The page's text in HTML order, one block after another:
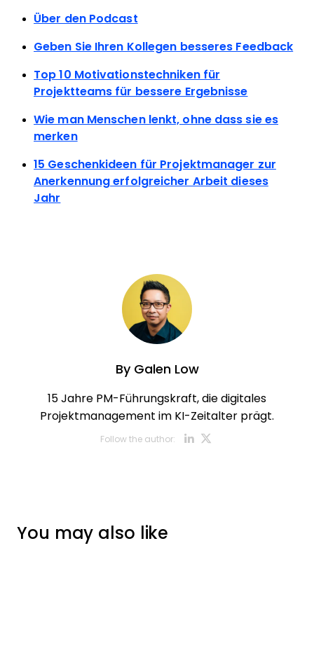
Über den Podcast
Geben Sie Ihren Kollegen besseres Feedback
Top 10 Motivationstechniken für
Projektteams für bessere Ergebnisse
Wie man Menschen lenkt, ohne dass sie es
merken
15 Geschenkideen für Projektmanager zur
Anerkennung erfolgreicher Arbeit dieses
Jahr
ByGalen Low
15 Jahre PM-Führungskraft, die digitales
Projektmanagement im KI-Zeitalter prägt.
Follow the author: Opens new
You may also like